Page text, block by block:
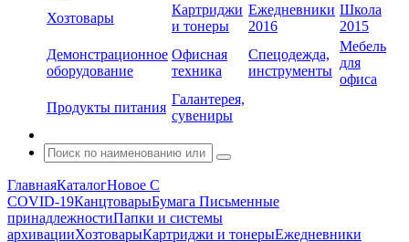
Хозтовары
Картриджи
и тонеры
Ежедневники
2016
Школа
2015
Демонстрационное
оборудование
Офисная
техника
Спецодежда,
инструменты
Мебель
для
офиса
Продукты питания
Галантерея,
сувениры
ГлавнаяКаталогНовое С
COVID-19КанцтоварыБумага Письменные
принадлежностиПапки и системы
архивацииХозтоварыКартриджи и тонерыЕжедневники